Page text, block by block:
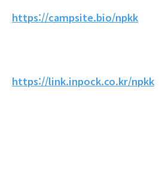
https://campsite.bio/npkk
https://link.inpock.co.kr/npkk